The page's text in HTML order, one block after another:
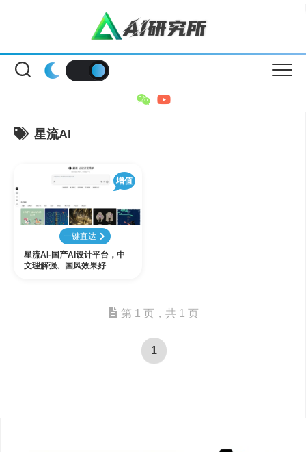
星流AI
增值
一键直达
星流AI-国产AI设计平台，中
文理解强、国风效果好
第 1 页，共 1 页
1